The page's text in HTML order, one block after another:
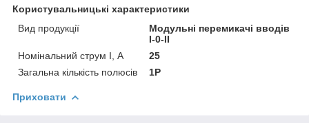
Користувальницькі характеристики
Вид продукції
Модульні перемикачі вводів
I-0-II
Номінальний струм I, А
25
Загальна кількість полюсів
1P
Приховати